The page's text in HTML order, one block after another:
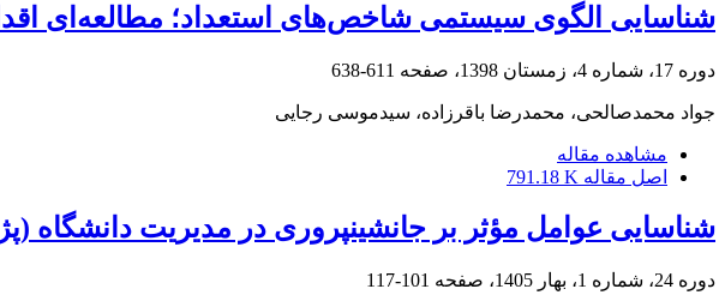
شناسایی الگوی سیستمی شاخص‌های استعداد؛ مطالعه‌ای
دوره 17، شماره 4، زمستان 1398، صفحه 611-638
جواد محمدصالحی، محمدرضا باقرزاده، سیدموسی رجایی
مشاهده مقاله
اصل مقاله 791.18 K
شناسایی عوامل مؤثر بر جانشین‏پروری در مدیریت دانشگاه
دوره 24، شماره 1، بهار 1405، صفحه 101-117